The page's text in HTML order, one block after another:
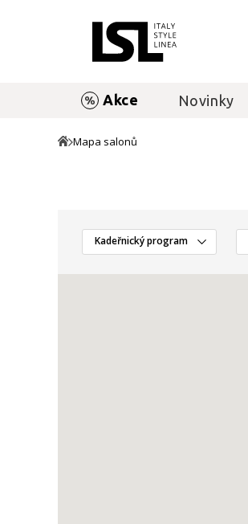
Akce Novinky
Mapa salonů
Kadeřnický program